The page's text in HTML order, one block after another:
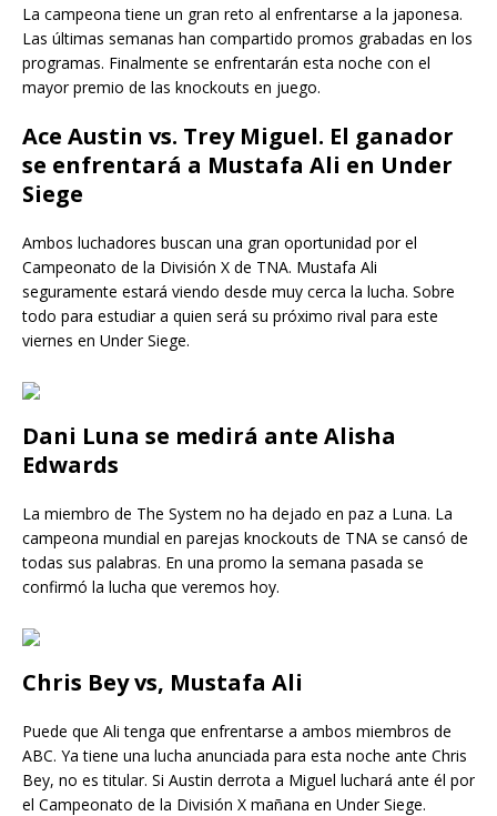
La campeona tiene un gran reto al enfrentarse a la japonesa.
Las últimas semanas han compartido promos grabadas en los
programas. Finalmente se enfrentarán esta noche con el
mayor premio de las knockouts en juego.
Ace Austin vs. Trey Miguel. El ganador
se enfrentará a Mustafa Ali en Under
Siege
Ambos luchadores buscan una gran oportunidad por el
Campeonato de la División X de TNA. Mustafa Ali
seguramente estará viendo desde muy cerca la lucha. Sobre
todo para estudiar a quien será su próximo rival para este
viernes en Under Siege.
Dani Luna se medirá ante Alisha
Edwards
La miembro de The System no ha dejado en paz a Luna. La
campeona mundial en parejas knockouts de TNA se cansó de
todas sus palabras. En una promo la semana pasada se
confirmó la lucha que veremos hoy.
Chris Bey vs, Mustafa Ali
Puede que Ali tenga que enfrentarse a ambos miembros de
ABC. Ya tiene una lucha anunciada para esta noche ante Chris
Bey, no es titular. Si Austin derrota a Miguel luchará ante él por
el Campeonato de la División X mañana en Under Siege.